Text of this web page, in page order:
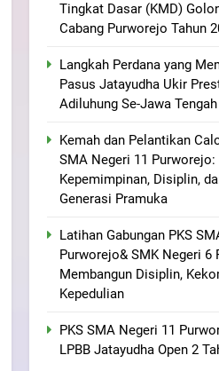
Tingkat Dasar (KMD)
Cabang Purworejo Tahun
Langkah Perdana yang
Pasus Jatayudha Ukir
Adiluhung Se-Jawa Tengah
Kemah dan Pelantikan
SMA Negeri 11
Kepemimpinan, Disiplin,
Generasi Pramuka
Latihan Gabungan PKS
Purworejo& SMK Negeri 6
Membangun Disiplin,
Kepedulian
PKS SMA Negeri 11
LPBB Jatayudha Open 2